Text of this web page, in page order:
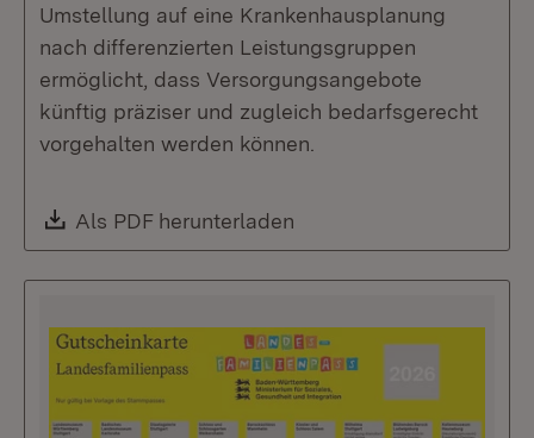
Umstellung auf eine Krankenhausplanung
nach differenzierten Leistungsgruppen
ermöglicht, dass Versorgungsangebote
künftig präziser und zugleich bedarfsgerecht
vorgehalten werden können.
Download:
Als PDF herunterladen